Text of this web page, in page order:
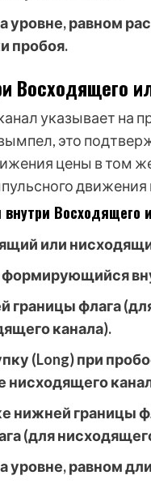
уровне, равном
пробоя.
Восходящего
указывает на
это
цены в том
движения
Восходящего
или
границы флага
канала).
(Long) при
нисходящего
нижней границы
(для
уровне, равном